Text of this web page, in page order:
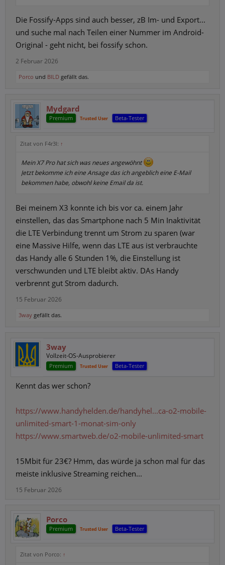
Die Fossify-Apps sind auch besser, zB Im- und Export...
und suche mal nach Teilen einer Nummer im Android-
Original - geht nicht, bei fossify schon.
2 Februar 2026
Porco und BILD gefällt das.
Mydgard
Premium Trusted User Beta-Tester
Zitat von F4r3l: ↑
Mein X7 Pro hat sich was neues angewöhnt
Jetzt bekomme ich eine Ansage das ich angeblich eine E-Mail
bekommen habe, obwohl keine Email da ist.
Bei meinem X3 konnte ich bis vor ca. einem Jahr
einstellen, das das Smartphone nach 5 Min Inaktivität
die LTE Verbindung trennt um Strom zu sparen (war
eine Massive Hilfe, wenn das LTE aus ist verbrauchte
das Handy alle 6 Stunden 1%, die Einstellung ist
verschwunden und LTE bleibt aktiv. DAs Handy
verbrennt gut Strom dadurch.
15 Februar 2026
3way gefällt das.
3way
Vollzeit-OS-Ausprobierer
Premium Trusted User Beta-Tester
Kennt das wer schon?
https://www.handyhelden.de/handyhel...ca-o2-mobile-
unlimited-smart-1-monat-sim-only
https://www.smartweb.de/o2-mobile-unlimited-smart
15Mbit für 23€? Hmm, das würde ja schon mal für das
meiste inklusive Streaming reichen...
15 Februar 2026
Porco
Premium Trusted User Beta-Tester
Zitat von Porco: ↑